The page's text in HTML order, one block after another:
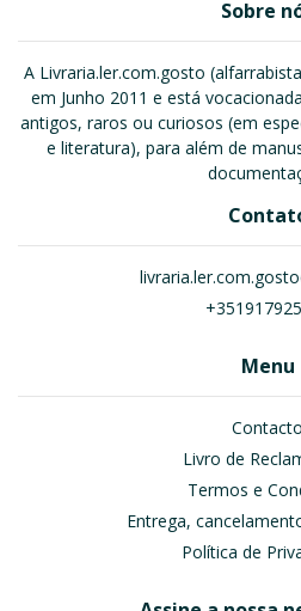
Sobre
A Livraria.ler.com.gosto
em Junho 2011 e está
antigos, raros ou curiosos (em
e literatura), para além de
Menu
Contacto
Livro de
Termos e
Entrega,
Política de